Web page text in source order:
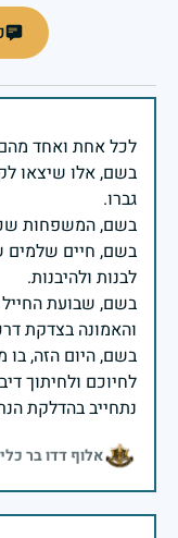
בשם, אלו שיצאו
בשם, חיים שלמים
בשם, שבועת החייל
בשם, היום הזה,
נתחייב בהדלקת
אלוף דדו בר